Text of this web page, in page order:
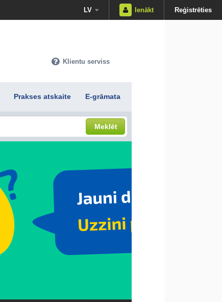
LV Ienākt Reģistrēties
Klientu serviss
Prakses atskaite E-grāmata
Meklēt